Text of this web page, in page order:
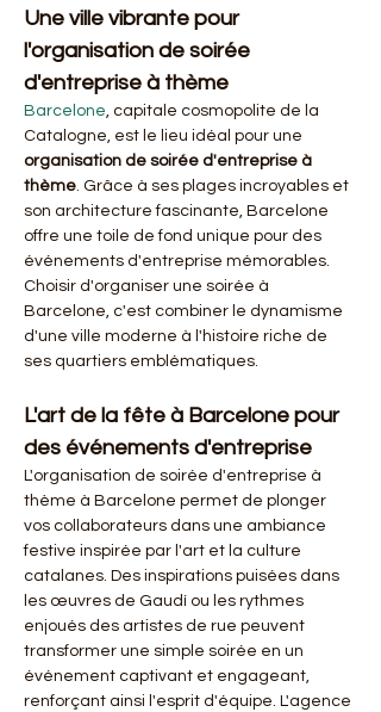
Une ville vibrante pour
l'organisation de soirée
d'entreprise à thème
Barcelone, capitale cosmopolite de la
Catalogne, est le lieu idéal pour une
organisation de soirée d'entreprise à
thème. Grâce à ses plages incroyables et
son architecture fascinante, Barcelone
offre une toile de fond unique pour des
événements d'entreprise mémorables.
Choisir d'organiser une soirée à
Barcelone, c'est combiner le dynamisme
d'une ville moderne à l'histoire riche de
ses quartiers emblématiques.
L'art de la fête à Barcelone pour
des événements d'entreprise
L'organisation de soirée d'entreprise à
thème à Barcelone permet de plonger
vos collaborateurs dans une ambiance
festive inspirée par l'art et la culture
catalanes. Des inspirations puisées dans
les œuvres de Gaudí ou les rythmes
enjoués des artistes de rue peuvent
transformer une simple soirée en un
événement captivant et engageant,
renforçant ainsi l'esprit d'équipe. L'agence